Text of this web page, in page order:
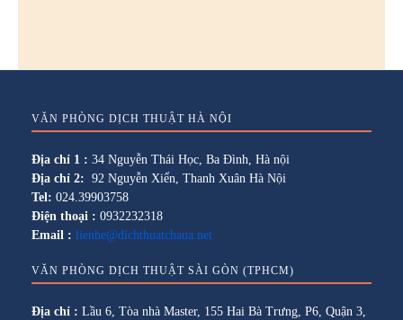
VĂN PHÒNG DỊCH THUẬT HÀ NỘI
Địa chỉ 1 : 34 Nguyễn Thái Học, Ba Đình, Hà nội
Địa chỉ 2: 92 Nguyễn Xiển, Thanh Xuân Hà Nội
Tel: 024.39903758
Điện thoại : 0932232318
Email : lienhe@dichthuatchaua.net
VĂN PHÒNG DỊCH THUẬT SÀI GÒN (TPHCM)
Địa chỉ : Lầu 6, Tòa nhà Master, 155 Hai Bà Trưng, P6, Quận 3,